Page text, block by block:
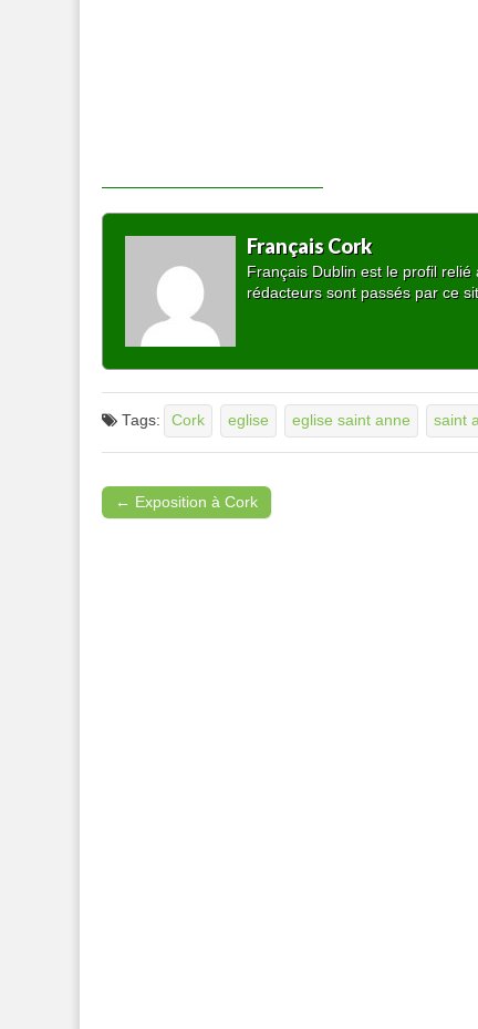
Français Cork
Français Dublin est le profil
rédacteurs sont passés par ce
Tags: Cork eglise eglise saint anne saint
Post navigation
← Exposition à Cork